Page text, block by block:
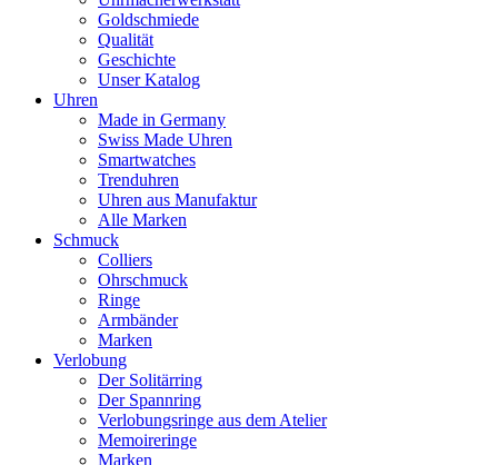
Goldschmiede
Qualität
Geschichte
Unser Katalog
Uhren
Made in Germany
Swiss Made Uhren
Smartwatches
Trenduhren
Uhren aus Manufaktur
Alle Marken
Schmuck
Colliers
Ohrschmuck
Ringe
Armbänder
Marken
Verlobung
Der Solitärring
Der Spannring
Verlobungsringe aus dem Atelier
Memoireringe
Marken